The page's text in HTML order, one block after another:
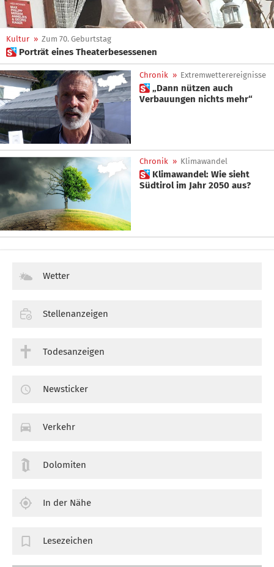
Kultur » Zum 70. Geburtstag
 Porträt eines Theaterbesessenen
Chronik » Extremwetterereignisse
 „Dann nützen auch
Verbauungen nichts mehr“
Chronik » Klimawandel
 Klimawandel: Wie sieht
Südtirol im Jahr 2050 aus?
Wetter
Stellenanzeigen
Todesanzeigen
Newsticker
Verkehr
Dolomiten
In der Nähe
Lesezeichen